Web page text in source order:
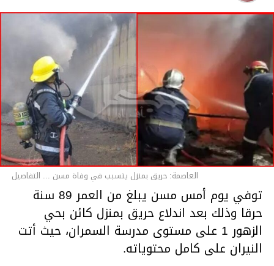
العاصمة: حريق بمنزل يتسبب في وفاة مسن ... التفاصيل
توفي يوم أمس مسن يبلغ من العمر 89 سنة
حرقا وذلك بعد اندلاع حريق بمنزل كائن بحي
الزهور 1 على مستوى مدرسة السمران، حيث أتت
النيران على كامل محتوياته.